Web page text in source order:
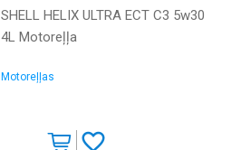
SHELL HELIX ULTRA ECT C3 5w30
4L Motoreļļa
Motoreļļas